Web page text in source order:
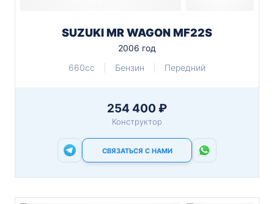
SUZUKI MR WAGON MF22S
2006 год
660cc
Бензин Передний
254 400 ₽
Конструктор
СВЯЗАТЬСЯ С НАМИ